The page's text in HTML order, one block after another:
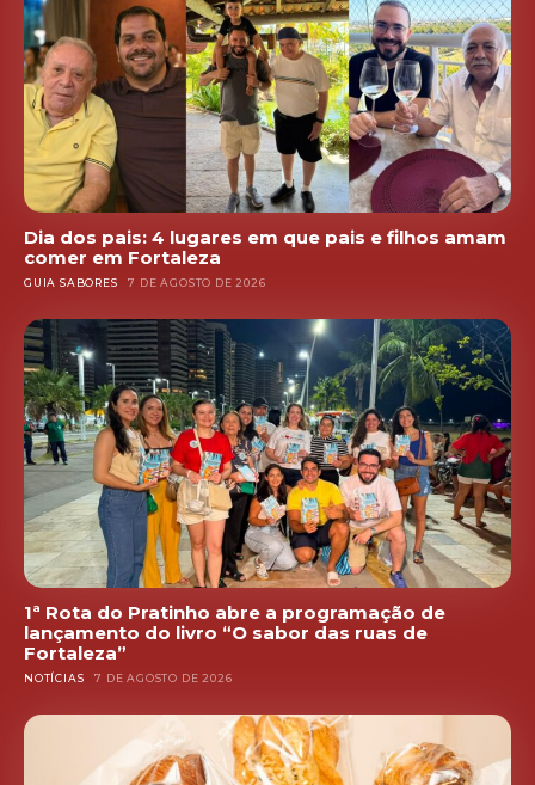
Dia dos pais: 4 lugares em que pais e filhos amam
comer em Fortaleza
GUIA SABORES 7 DE AGOSTO DE 2026
1ª Rota do Pratinho abre a programação de
lançamento do livro “O sabor das ruas de
Fortaleza”
NOTÍCIAS 7 DE AGOSTO DE 2026